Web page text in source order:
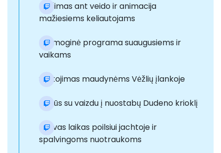
Piešimas ant veido ir animacija
mažiesiems keliautojams
Pramoginė programa suaugusiems ir
vaikams
Sustojimas maudynėms Vėžlių įlankoje
Pietūs su vaizdu į nuostabų Dudeno krioklį
Laisvas laikas poilsiui jachtoje ir
spalvingoms nuotraukoms